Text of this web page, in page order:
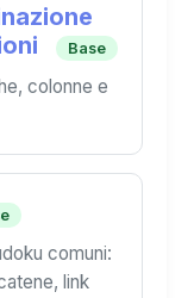
Base
colonne e
comuni:
link